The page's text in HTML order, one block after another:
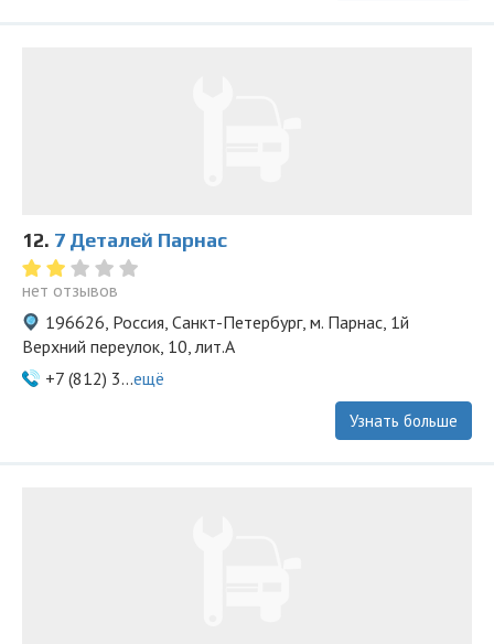
12. 7 Деталей Парнас
нет отзывов
196626, Россия, Санкт-Петербург, м. Парнас, 1й
Верхний переулок, 10, лит.А
+7 (812) 3...ещё
Узнать больше